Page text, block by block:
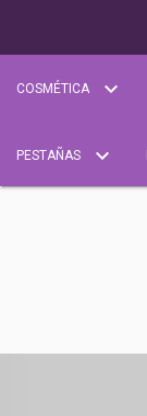
COSMÉTICA
PESTAÑAS